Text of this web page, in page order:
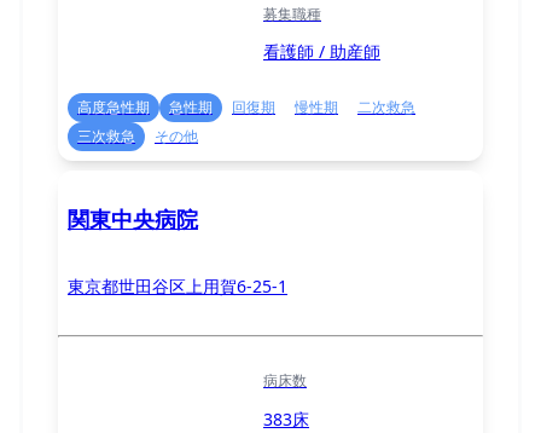
募集職種
看護師 / 助産師
高度急性期 急性期 回復期 慢性期
二次救急
三次救急
その他
関東中央病院
東京都世田谷区上用賀6-25-1
病床数
383床